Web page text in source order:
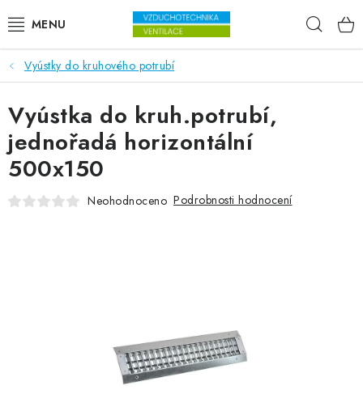
VENTILÁTORY
VZDUCHOTECHNIKA
REKUPERACE
TOPENÍ A CHLAZENÍ
ZVLHČOVAČE VZDUCHU PRŮMYSLOVÉ
Vyústky do kruhového potrubí
Vyústka do kruh.potrubí,
jednořadá horizontální
500x150
Neohodnoceno Podrobnosti hodnocení